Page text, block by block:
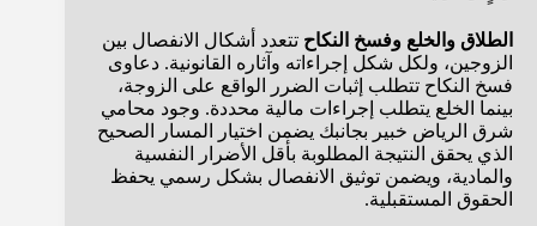
الطلاق والخلع وفسخ النكاح تتعدد أشكال الانفصال بين
الزوجين، ولكل شكل إجراءاته وآثاره القانونية. دعاوى
فسخ النكاح تتطلب إثبات الضرر الواقع على الزوجة،
بينما الخلع يتطلب إجراءات مالية محددة. وجود محامي
شرق الرياض خبير بجانبك يضمن اختيار المسار الصحيح
الذي يحقق النتيجة المطلوبة بأقل الأضرار النفسية
والمادية، ويضمن توثيق الانفصال بشكل رسمي يحفظ
الحقوق المستقبلية.